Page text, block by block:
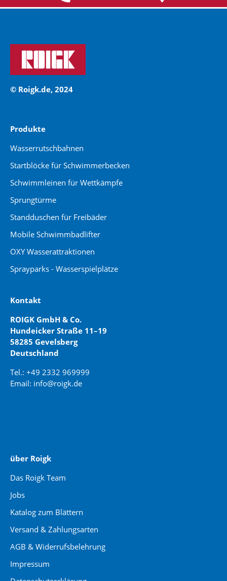
© Roigk.de, 2024
Produkte
Wasserrutschbahnen
Startblöcke für Schwimmerbecken
Schwimmleinen für Wettkämpfe
Sprungtürme
Standduschen für Freibäder
Mobile Schwimmbadlifter
OXY Wasserattraktionen
Sprayparks - Wasserspielplätze
Kontakt
ROIGK GmbH & Co.
Hundeicker Straße 11–19
58285 Gevelsberg
Deutschland
Tel.: +49 2332 969999
Email: info@roigk.de
über Roigk
Das Roigk Team
Jobs
Katalog zum Blättern
Versand & Zahlungsarten
AGB & Widerrufsbelehrung
Impressum